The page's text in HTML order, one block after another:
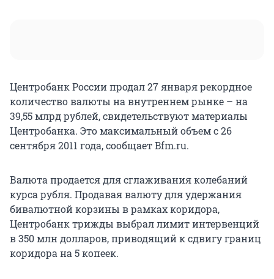
Центробанк России продал 27 января рекордное
количество валюты на внутреннем рынке – на
39,55 млрд рублей, свидетельствуют материалы
Центробанка. Это максимальный объем с 26
сентября 2011 года, сообщает Bfm.ru.
Валюта продается для сглаживания колебаний
курса рубля. Продавая валюту для удержания
бивалютной корзины в рамках коридора,
Центробанк трижды выбрал лимит интервенций
в 350 млн долларов, приводящий к сдвигу границ
коридора на 5 копеек.